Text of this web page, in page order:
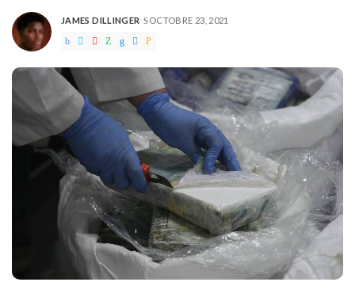
POSTED
BY
JAMES DILLINGER OCTOBRE 23, 2021